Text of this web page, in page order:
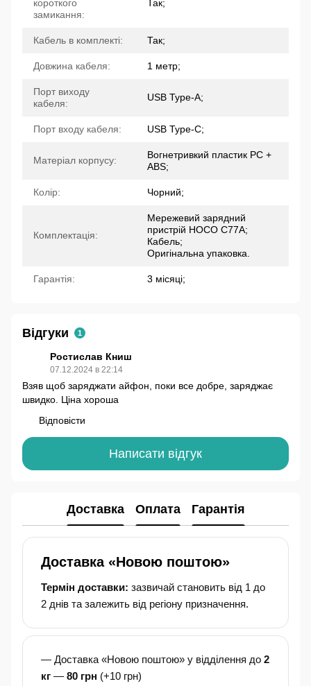
короткого
замикання:
Так;
Кабель в комплекті: Так;
Довжина кабеля: 1 метр;
Порт виходу
кабеля:
USB Type-A;
Порт входу кабеля: USB Type-C;
Матеріал корпусу:
Вогнетривкий пластик PC +
ABS;
Колір: Чорний;
Комплектація:
Мережевий зарядний
пристрій HOCO C77A;
Кабель;
Оригінальна упаковка.
Гарантія: 3 місяці;
Відгуки 1
Ростислав Книш
07.12.2024 в 22:14
Взяв щоб заряджати айфон, поки все добре, заряджає
швидко. Ціна хороша
Відповісти
Написати відгук
Доставка Оплата Гарантія
Доставка «Новою поштою»
Термін доставки: зазвичай становить від 1 до
2 днів та залежить від регіону призначення.
— Доставка «Новою поштою» у відділення до 2
кг — 80 грн (+10 грн)